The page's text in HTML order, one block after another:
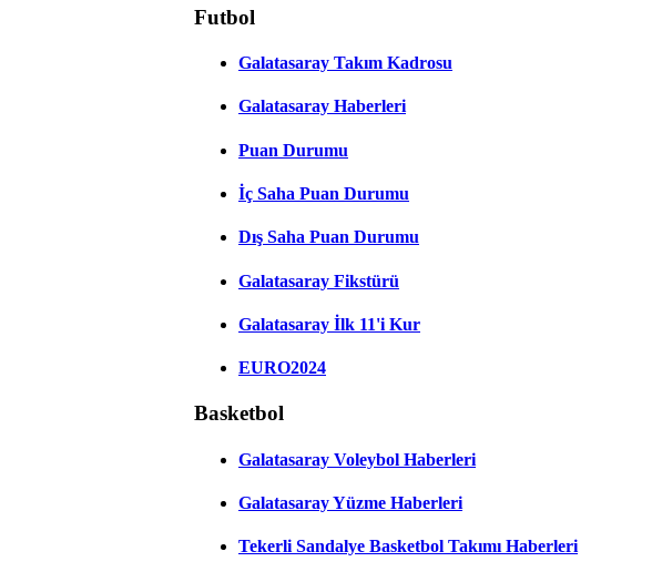
Futbol
Galatasaray Takım Kadrosu
Galatasaray Haberleri
Puan Durumu
İç Saha Puan Durumu
Dış Saha Puan Durumu
Galatasaray Fikstürü
Galatasaray İlk 11'i Kur
EURO2024
Basketbol
Galatasaray Voleybol Haberleri
Galatasaray Yüzme Haberleri
Tekerli Sandalye Basketbol Takımı Haberleri